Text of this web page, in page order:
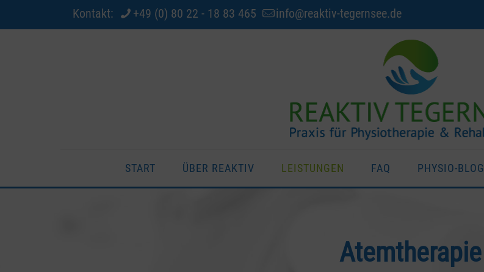
Kontakt: +49 (0) 80 22 - 18 83 465 info@reaktiv-tegernsee.de
START ÜBER REAKTIV LEISTUNGEN FAQ PHYSIO-BLOG
Atemtherapie